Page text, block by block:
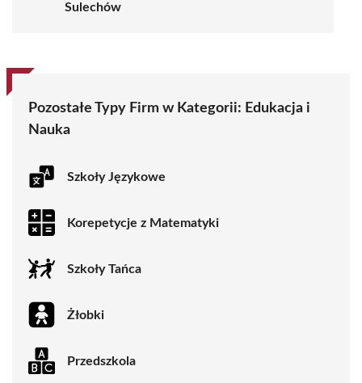
Sulechów
Pozostałe Typy Firm w Kategorii: Edukacja i
Nauka
Szkoły Językowe
Korepetycje z Matematyki
Szkoły Tańca
Żłobki
Przedszkola